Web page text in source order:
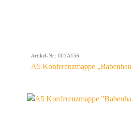
Artikel-Nr.: 001A156
A5 Konferenzmappe